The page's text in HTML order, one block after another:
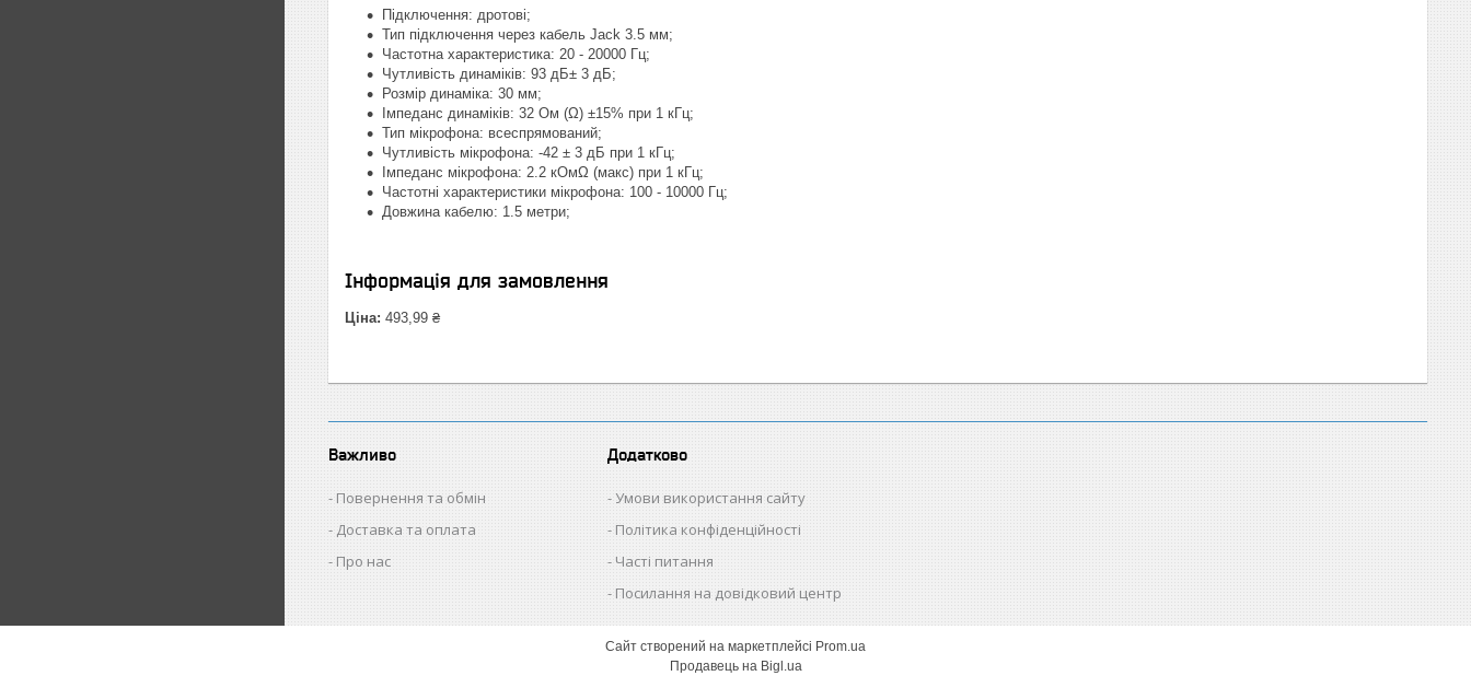
Підключення: дротові;
Тип підключення через кабель Jack 3.5 мм;
Частотна характеристика: 20 - 20000 Гц;
Чутливість динаміків: 93 дБ± 3 дБ;
Розмір динаміка: 30 мм;
Імпеданс динаміків: 32 Ом (Ω) ±15% при 1 кГц;
Тип мікрофона: всеспрямований;
Чутливість мікрофона: -42 ± 3 дБ при 1 кГц;
Імпеданс мікрофона: 2.2 кОмΩ (макс) при 1 кГц;
Частотні характеристики мікрофона: 100 - 10000 Гц;
Довжина кабелю: 1.5 метри;
Інформація для замовлення
Ціна: 493,99 ₴
Важливо
Повернення та обмін
Доставка та оплата
Про нас
Додатково
Умови використання сайту
Політика конфіденційності
Часті питання
Посилання на довідковий центр
Сайт створений на маркетплейсі Prom.ua
Продавець на Bigl.ua